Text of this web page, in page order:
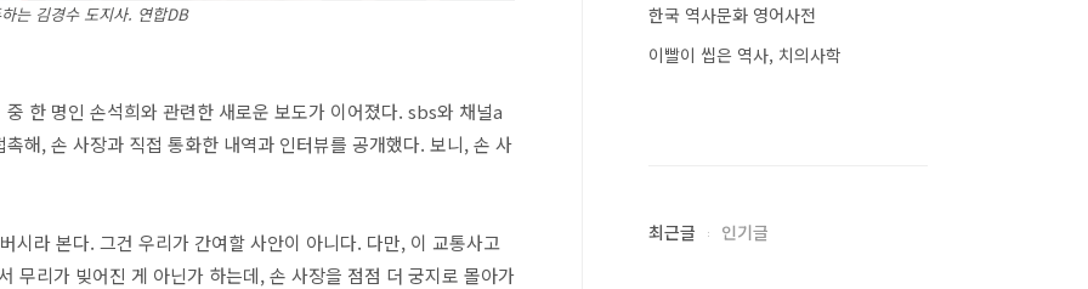
는 김경수 도지사. 연합DB
한 명인 손석희와 관련한 새로운 보도가 이어졌다. sbs와 채널a
해, 손 사장과 직접 통화한 내역과 인터뷰를 공개했다. 보니, 손 사
시라 본다. 그건 우리가 간여할 사안이 아니다. 다만, 이 교통사고
무리가 빚어진 게 아닌가 하는데, 손 사장을 점점 더 궁지로 몰아가
한국 역사문화 영어사전
이빨이 씹은 역사, 치의사학
최근글 인기글